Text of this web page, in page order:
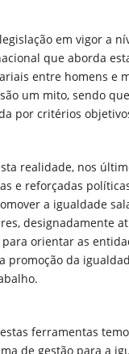
em vigor a
que aborda
entre homens e
um mito, sendo
por critérios
realidade, nos
e reforçadas
a igualdade
designadamente
orientar as
promoção da
ferramentas
de gestão para a